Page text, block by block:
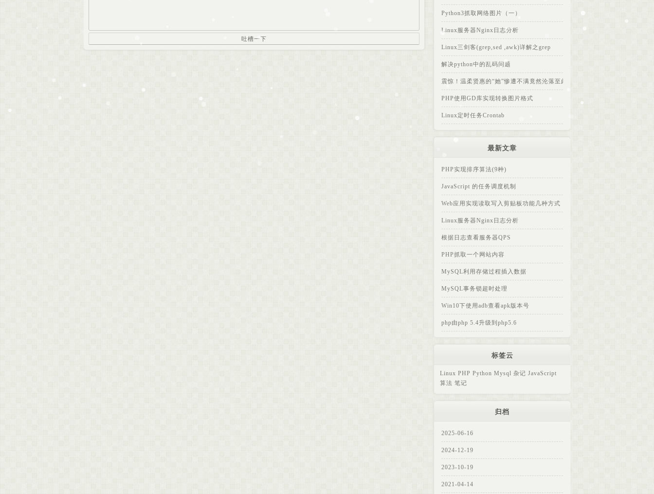
吐槽一下
Python3抓取网络图片（一）
Linux服务器Nginx日志分析
Linux三剑客(grep,sed ,awk)详解之grep
解决python中的乱码问题
震惊！温柔贤惠的“她”惨遭不满竟然沦落至此...
PHP使用GD库实现转换图片格式
Linux定时任务Crontab
最新文章
PHP实现排序算法(9种)
JavaScript 的任务调度机制
Web应用实现读取写入剪贴板功能几种方式
Linux服务器Nginx日志分析
根据日志查看服务器QPS
PHP抓取一个网站内容
MySQL利用存储过程插入数据
MySQL事务锁超时处理
Win10下使用adb查看apk版本号
php由php 5.4升级到php5.6
标签云
Linux PHP Python Mysql 杂记 JavaScript
算法 笔记
归档
2025-06-16
2024-12-19
2023-10-19
2021-04-14